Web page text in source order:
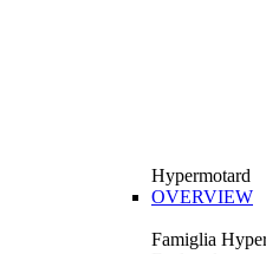
Hypermotard
OVERVIEW
Famiglia